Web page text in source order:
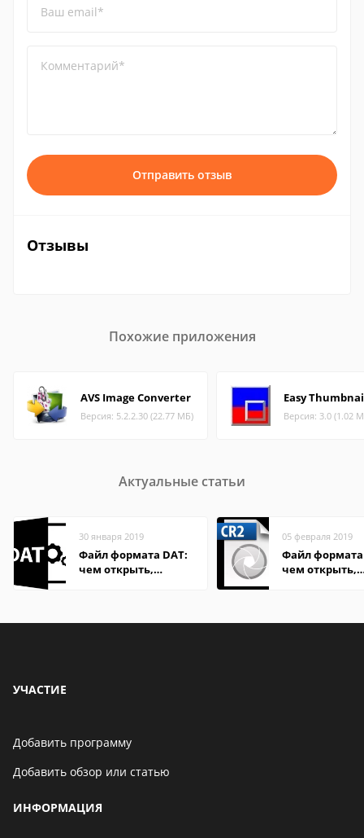
Ваш email*
Комментарий*
Отправить отзыв
Отзывы
Похожие приложения
AVS Image Converter
Версия: 5.2.2.30 (22.77 МБ)
Easy
Версия: 3.0 (1.02
Актуальные статьи
30 января 2019
Файл формата DAT:
чем открыть,
05 февраля 2019
Файл формата
чем открыть,
УЧАСТИЕ
Добавить программу
Добавить обзор или статью
ИНФОРМАЦИЯ